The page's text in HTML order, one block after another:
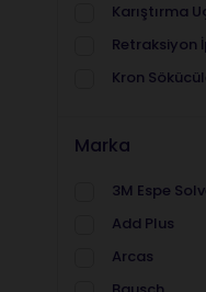
Karıştırma
Retraksiyon
Kron
Marka
3M Espe
Add Plus
Arcas